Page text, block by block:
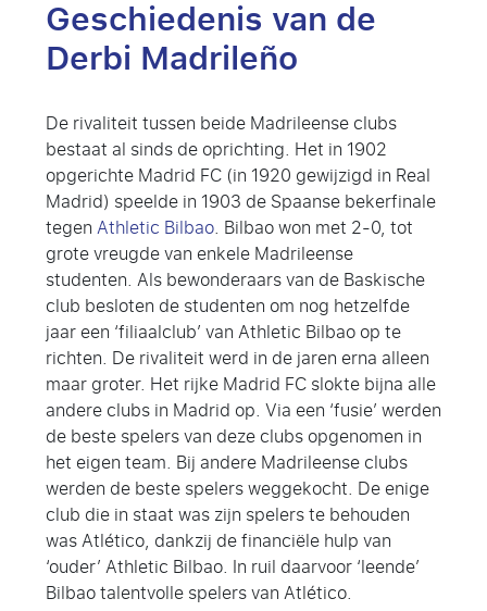
Geschiedenis van de
Derbi Madrileño
De rivaliteit tussen beide Madrileense clubs
bestaat al sinds de oprichting. Het in 1902
opgerichte Madrid FC (in 1920 gewijzigd in Real
Madrid) speelde in 1903 de Spaanse bekerfinale
tegenAthletic Bilbao. Bilbao won met 2-0, tot
grote vreugde van enkele Madrileense
studenten. Als bewonderaars van de Baskische
club besloten de studenten om nog hetzelfde
jaar een ‘filiaalclub’ van Athletic Bilbao op te
richten. De rivaliteit werd in de jaren erna alleen
maar groter. Het rijke Madrid FC slokte bijna alle
andere clubs in Madrid op. Via een ‘fusie’ werden
de beste spelers van deze clubs opgenomen in
het eigen team. Bij andere Madrileense clubs
werden de beste spelers weggekocht. De enige
club die in staat was zijn spelers te behouden
was Atlético, dankzij de financiële hulp van
‘ouder’ Athletic Bilbao. In ruil daarvoor ‘leende’
Bilbao talentvolle spelers van Atlético.